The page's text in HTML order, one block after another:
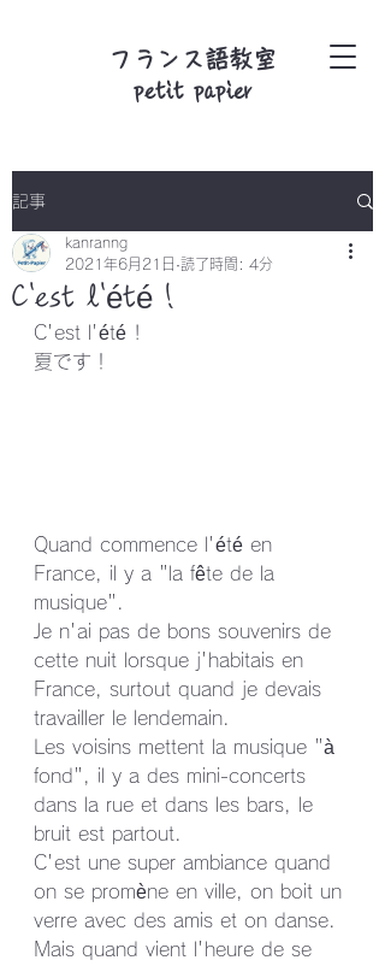
フランス語教室
petit papier
記事
C'est l'été !
kanranng
2021年6月21日 読了時間: 4分
C'est l'été !
夏です！
Quand commence l'été en
France, il y a "la fête de la
musique".
Je n'ai pas de bons souvenirs de
cette nuit lorsque j'habitais en
France, surtout quand je devais
travailler le lendemain.
Les voisins mettent la musique "à
fond", il y a des mini-concerts
dans la rue et dans les bars, le
bruit est partout.
C'est une super ambiance quand
on se promène en ville, on boit un
verre avec des amis et on danse.
Mais quand vient l'heure de se